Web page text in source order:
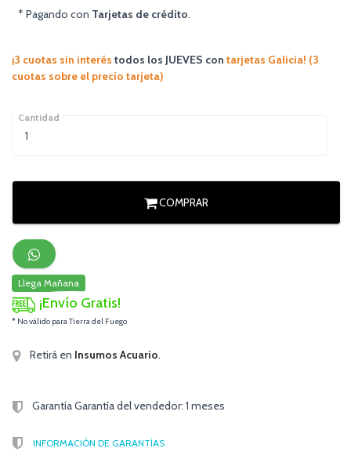
* Pagando con Tarjetas de crédito.
¡3 cuotas sin interés todos los JUEVES con tarjetas Galicia! (3
cuotas sobre el precio tarjeta)
Cantidad
COMPRAR
Llega Mañana
¡Envío Gratis!
* No válido para Tierra del Fuego
Retirá en Insumos Acuario.
Garantía Garantía del vendedor: 1 meses
INFORMACIÓN DE GARANTÍAS